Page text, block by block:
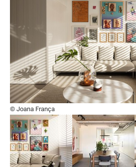
© Joana França